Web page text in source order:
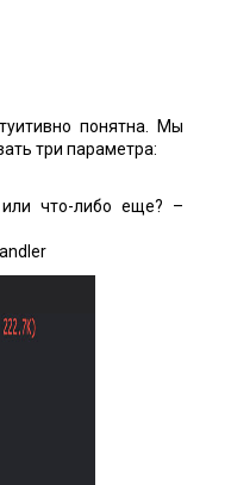
понятна. Мы
три параметра:
что-либо еще? –